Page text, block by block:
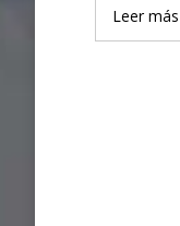
Leer más